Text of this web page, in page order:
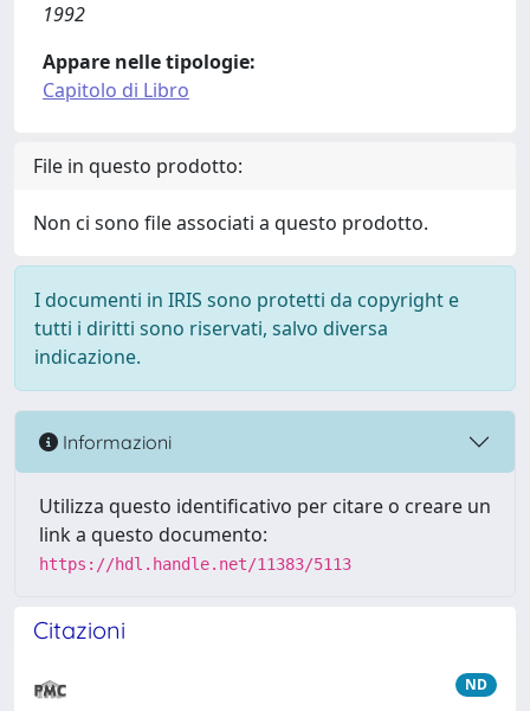
1992
Appare nelle tipologie:
Capitolo di Libro
File in questo prodotto:
Non ci sono file associati a questo prodotto.
I documenti in IRIS sono protetti da copyright e
tutti i diritti sono riservati, salvo diversa
indicazione.
Informazioni
Utilizza questo identificativo per citare o creare un
link a questo documento:
https://hdl.handle.net/11383/5113
Citazioni
ND